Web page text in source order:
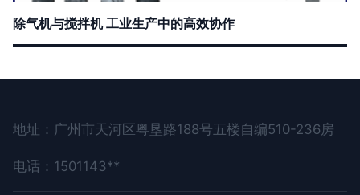
除气机与搅拌机 工业生产中的高效协作
地址：广州市天河区粤垦路188号五楼自编510-236房
电话：1501143**